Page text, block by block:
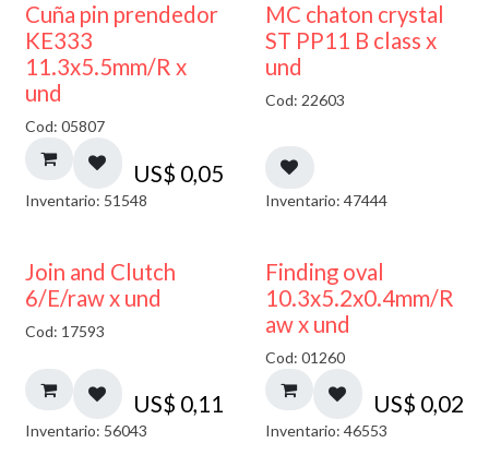
Cuña pin prendedor
KE333
11.3x5.5mm/R x
und
Cod: 05807
US$ 0,05
Inventario: 51548
MC chaton crystal
ST PP11 B class x
und
Cod: 22603
Inventario: 47444
Join and Clutch
6/E/raw x und
Cod: 17593
US$ 0,11
Inventario: 56043
Finding oval
10.3x5.2x0.4mm/R
aw x und
Cod: 01260
US$ 0,02
Inventario: 46553